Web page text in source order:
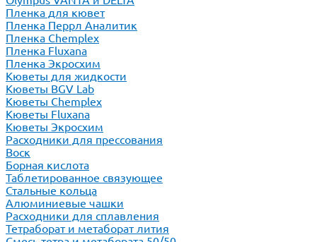
Пленка для кювет
Пленка Перрл Аналитик
Пленка Chemplex
Пленка Fluxana
Пленка Экросхим
Кюветы для жидкости
Кюветы BGV Lab
Кюветы Chemplex
Кюветы Fluxana
Кюветы Экросхим
Расходники для прессования
Воск
Борная кислота
Таблетированное связующее
Стальные кольца
Алюминиевые чашки
Расходники для сплавления
Тетраборат и метаборат лития